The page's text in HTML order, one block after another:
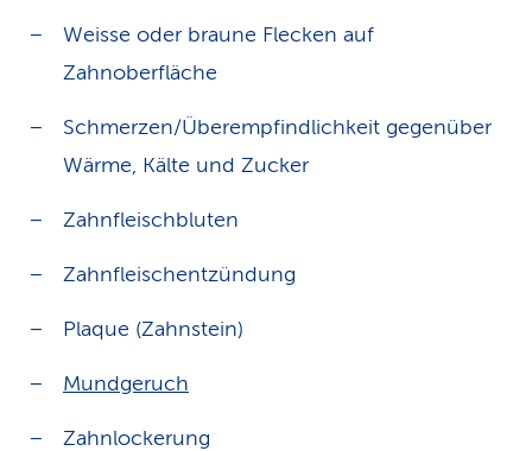
Weisse oder braune Flecken auf
Zahnoberfläche
Schmerzen/Überempfindlichkeit gegenüber
Wärme, Kälte und Zucker
Zahnfleischbluten
Zahnfleischentzündung
Plaque (Zahnstein)
Mundgeruch
Zahnlockerung